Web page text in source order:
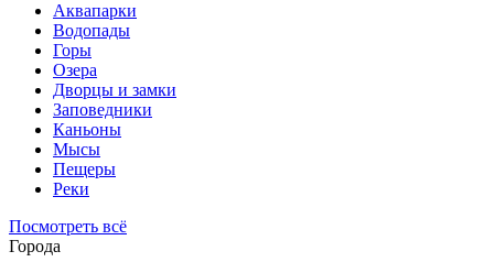
Аквапарки
Водопады
Горы
Озера
Дворцы и замки
Заповедники
Каньоны
Мысы
Пещеры
Реки
Посмотреть всё
Города